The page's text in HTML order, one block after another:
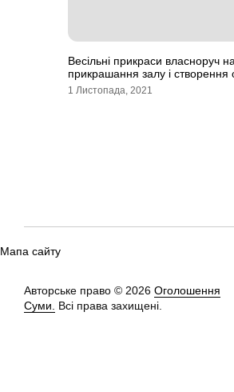
Весільні прикраси власноруч
прикрашання залу і створення
1 Листопада, 2021
Мапа сайту
Авторське право © 2026 Оголошення
Суми.
Всі права захищені.